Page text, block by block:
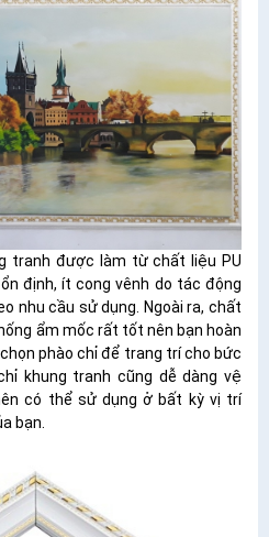
tranh được làm từ chất liệu PU
định, ít cong vênh do tác động
nhu cầu sử dụng. Ngoài ra, chất
ẩm mốc rất tốt nên bạn hoàn
phào chỉ để trang trí cho bức
khung tranh cũng dễ dàng vệ
có thể sử dụng ở bất kỳ vị trí
bạn.